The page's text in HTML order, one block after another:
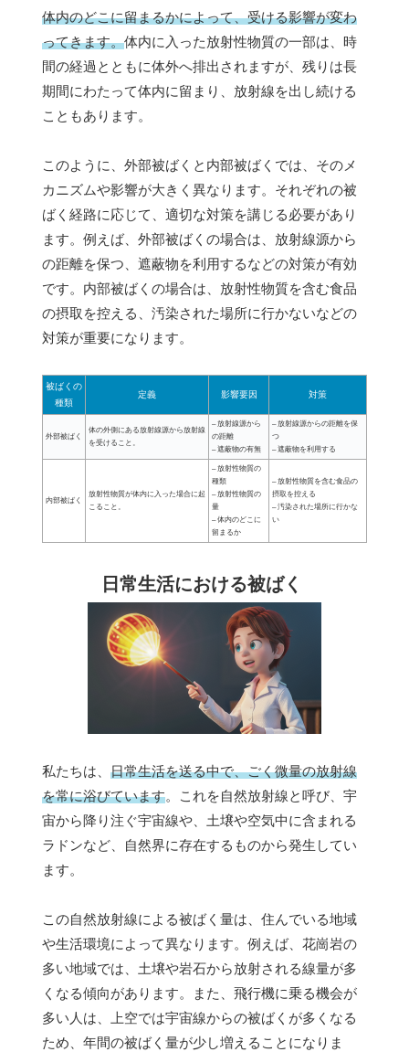
体内のどこに留まるかによって、受ける影響が変わ
ってきます。体内に入った放射性物質の一部は、時
間の経過とともに体外へ排出されますが、残りは長
期間にわたって体内に留まり、放射線を出し続ける
こともあります。
このように、外部被ばくと内部被ばくでは、そのメ
カニズムや影響が大きく異なります。それぞれの被
ばく経路に応じて、適切な対策を講じる必要があり
ます。例えば、外部被ばくの場合は、放射線源から
の距離を保つ、遮蔽物を利用するなどの対策が有効
です。内部被ばくの場合は、放射性物質を含む食品
の摂取を控える、汚染された場所に行かないなどの
対策が重要になります。
被ばくの
種類
定義 影響要因 対策
外部被ばく
体の外側にある放射線源から放射線
を受けること。
– 放射線源から
の距離
– 遮蔽物の有無
– 放射線源からの距離を保
つ
– 遮蔽物を利用する
内部被ばく
放射性物質が体内に入った場合に起
こること。
– 放射性物質の
種類
– 放射性物質の
量
– 体内のどこに
留まるか
– 放射性物質を含む食品の
摂取を控える
– 汚染された場所に行かな
い
日常生活における被ばく
私たちは、 日常生活を送る中で、ごく微量の放射線
を常に浴びています。これを自然放射線と呼び、宇
宙から降り注ぐ宇宙線や、土壌や空気中に含まれる
ラドンなど、自然界に存在するものから発生してい
ます。
この自然放射線による被ばく量は、住んでいる地域
や生活環境によって異なります。例えば、花崗岩の
多い地域では、土壌や岩石から放射される線量が多
くなる傾向があります。また、飛行機に乗る機会が
多い人は、上空では宇宙線からの被ばくが多くなる
ため、年間の被ばく量が少し増えることになりま